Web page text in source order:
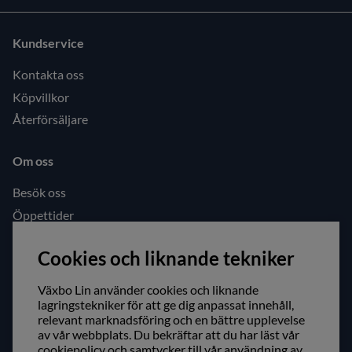
Kundservice
Kontakta oss
Köpvillkor
Återförsäljare
Om oss
Besök oss
Öppettider
Instagram
Säker shopping!
Cookies och liknande tekniker
Växbo Lin använder cookies och liknande
lagringstekniker för att ge dig anpassat innehåll,
relevant marknadsföring och en bättre upplevelse
av vår webbplats. Du bekräftar att du har läst vår